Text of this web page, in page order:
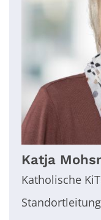
Katja
Katholische
Standortleitung